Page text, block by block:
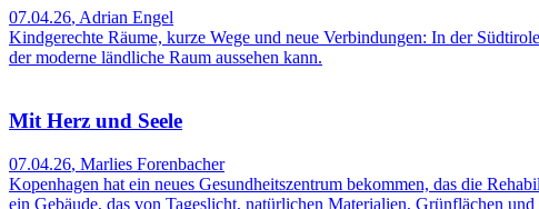
07.04.26, Adrian Engel
Kindgerechte Räume, kurze Wege und neue Verbindungen: In der
der moderne ländliche Raum aussehen kann.
Mit Herz und Seele
07.04.26, Marlies Forenbacher
Kopenhagen hat ein neues Gesundheitszentrum bekommen, das die
ein Gebäude, das von Tageslicht, natürlichen Materialien, Grünflächen